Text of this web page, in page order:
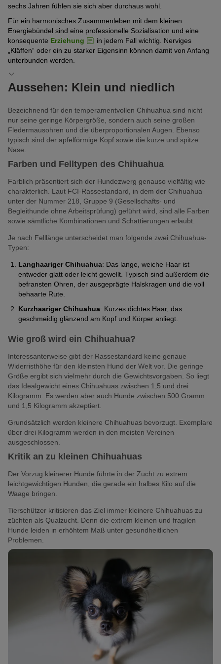
sechs Jahren fühlen sie sich aber durchaus wohl.
Für ein harmonisches Zusammenleben mit dem kleinen
Energiebündel sind eine professionelle Sozialisation und eine
konsequente Erziehung
in jedem Fall wichtig. Nerviges
„Kläffen“ oder ein zu starker Eigensinn können damit von Anfang
unterbunden werden.
Aussehen: Klein und niedlich
Bezeichnend für den temperamentvollen Chihuahua sind nicht
nur seine geringe Körpergröße, sondern auch seine großen
Fledermausohren und die überproportionalen Augen. Ebenso
typisch sind der apfelförmige Kopf sowie die kurze und spitze
Nase.
Farben und Felltypen des Chihuahua
Farblich präsentiert sich der Hundezwerg genauso vielfältig wie
charakterlich. Laut FCI-Rassestandard, in dem der Chihuahua
unter der Nummer 218, Gruppe 9 (Gesellschafts- und
Begleithunde ohne Arbeitsprüfung) geführt wird, sind alle Farben
sowie sämtliche Kombinationen und Schattierungen erlaubt.
Je nach Felllänge unterscheidet man folgende zwei Chihuahua-
Typen:
Langhaariger Chihuahua: Das lange, weiche Haar ist
entweder glatt oder leicht gewellt. Typisch sind außerdem die
befransten Ohren, der ausgeprägte Halskragen und die voll
behaarte Rute.
Kurzhaariger Chihuahua: Kurzes dichtes Haar, das
geschmeidig glänzend am Kopf und Körper anliegt.
Wie groß wird ein Chihuahua?
Interessanterweise gibt der Rassestandard keine genaue
Widerristhöhe für den kleinsten Hund der Welt vor. Die geringe
Größe ergibt sich vielmehr durch die Gewichtsvorgaben. So liegt
das Idealgewicht eines Chihuahuas zwischen 1,5 und drei
Kilogramm. Es werden aber auch Hunde zwischen 500 Gramm
und 1,5 Kilogramm akzeptiert.
Grundsätzlich werden kleinere Chihuahuas bevorzugt. Exemplare
über drei Kilogramm werden in den meisten Vereinen
ausgeschlossen.
Kritik an zu kleinen Chihuahuas
Der Vorzug kleinerer Hunde führte in der Zucht zu extrem
leichtgewichtigen Hunden, die gerade ein halbes Kilo auf die
Waage bringen.
Tierschützer kritisieren das Ziel immer kleinere Chihuahuas zu
züchten als Qualzucht. Denn die extrem kleinen und fragilen
Hunde leiden in erhöhtem Maß unter gesundheitlichen
Problemen.